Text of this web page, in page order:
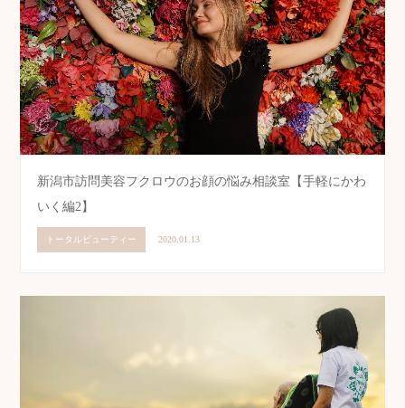
新潟市訪問美容フクロウのお顔の悩み相談室【手軽にかわ
いく編2】
トータルビューティー 2020.01.13